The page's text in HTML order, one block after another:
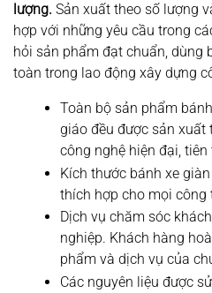
lượng. Sản xuất theo số lượng
hợp với những yêu cầu trong
hỏi sản phẩm đạt chuẩn, dùng
toàn trong lao động xây dựng
Toàn bộ sản phẩm
giáo đều được sản xuất
công nghệ hiện đại, tiên
Kích thước bánh xe
thích hợp cho mọi công
Dịch vụ chăm sóc
nghiệp. Khách hàng
phẩm và dịch vụ của
Các nguyên liệu được